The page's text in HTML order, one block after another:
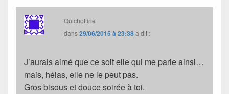
Quichottine
dans29/06/2015 à 23:38a dit :
J’aurais aimé que ce soit elle qui me parle ainsi…
mais, hélas, elle ne le peut pas.
Gros bisous et douce soirée à toi.